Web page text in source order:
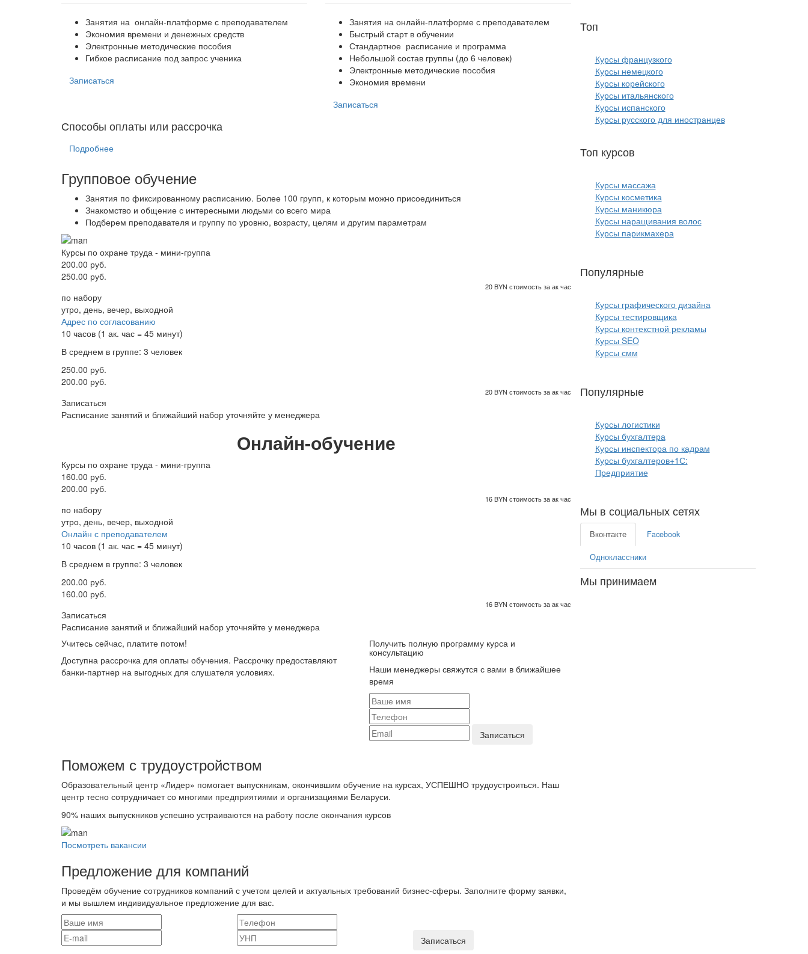
Занятия на онлайн-платформе с преподавателем
Экономия времени и денежных средств
Электронные методические пособия
Гибкое расписание под запрос ученика
Записаться
Занятия на онлайн-платформе с преподавателем
Быстрый старт в обучении
Стандартное расписание и программа
Небольшой состав группы (до 6 человек)
Электронные методические пособия
Экономия времени
Записаться
Способы оплаты или рассрочка
Подробнее
Групповое обучение
Занятия по фиксированному расписанию. Более 100 групп, к которым можно присоединиться
Знакомство и общение с интересными людьми со всего мира
Подберем преподавателя и группу по уровню, возрасту, целям и другим параметрам
Курсы по охране труда - мини-группа
200.00 руб.
250.00 руб.
20 BYN стоимость за ак час
по набору
утро, день, вечер, выходной
Адрес по согласованию
10 часов (1 ак. час = 45 минут)
В среднем в группе: 3 человек
250.00 руб.
200.00 руб.
20 BYN стоимость за ак час
Записаться
Расписание занятий и ближайший набор уточняйте у менеджера
Онлайн-обучение
Курсы по охране труда - мини-группа
160.00 руб.
200.00 руб.
16 BYN стоимость за ак час
по набору
утро, день, вечер, выходной
Онлайн с преподавателем
10 часов (1 ак. час = 45 минут)
В среднем в группе: 3 человек
200.00 руб.
160.00 руб.
16 BYN стоимость за ак час
Записаться
Расписание занятий и ближайший набор уточняйте у менеджера
Учитесь сейчас, платите потом!
Доступна рассрочка для оплаты обучения. Рассрочку предоставляют
банки-партнер на выгодных для слушателя условиях.
Получить полную программу курса и
консультацию
Наши менеджеры свяжутся с вами в ближайшее
время
Поможем с трудоустройcтвом
Образовательный центр «Лидер» помогает выпускникам, окончившим обучение на курсах, УСПЕШНО трудоустроиться. Наш
центр тесно сотрудничает со многими предприятиями и организациями Беларуси.
90% наших выпускников успешно устраиваются на работу после окончания курсов
Посмотреть вакансии
Предложение для компаний
Проведём обучение сотрудников компаний с учетом целей и актуальных требований бизнес-сферы. Заполните форму заявки,
и мы вышлем индивидуальное предложение для вас.
Топ
Курсы французкого
Курсы немецкого
Курсы корейского
Курсы итальянского
Курсы испанского
Курсы русского для иностранцев
Топ курсов
Курсы массажа
Курсы косметика
Курсы маникюра
Курсы наращивания волос
Курсы парикмахера
Популярные
Курсы графического дизайна
Курсы тестировщика
Курсы контекстной рекламы
Курсы SEO
Курсы смм
Популярные
Курсы логистики
Курсы бухгалтера
Курсы инспектора по кадрам
Курсы бухгалтеров+1С:
Предприятие
Мы в социальных сетях
Вконтакте Facebook
Одноклассники
Мы принимаем